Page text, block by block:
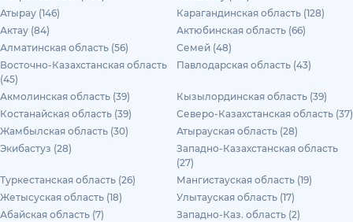
Атырау (146)
Карагандинская область (128)
Актау (84)
Актюбинская область (66)
Алматинская область (56)
Семей (48)
Восточно-Казахстанская область
(45)
Павлодарская область (43)
Акмолинская область (39)
Кызылординская область (39)
Костанайская область (39)
Северо-Казахстанская область (37)
Жамбылская область (30)
Атырауская область (28)
Экибастуз (28)
Западно-Казахстанская область
(27)
Туркестанская область (26)
Мангистауская область (19)
Жетысуская область (18)
Улытауская область (17)
Абайская область (7)
Западно-Каз. область (2)